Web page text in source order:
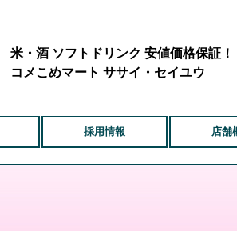
米・酒 ソフトドリンク 安値価格保証！
コメこめマート ササイ・セイユウ
採用情報 店舗